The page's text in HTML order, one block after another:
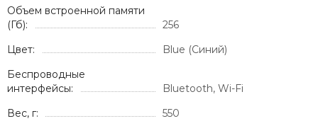
Объем встроенной памяти
(Гб):
256
Цвет:
Blue (Синий)
Беспроводные
интерфейсы:
Bluetooth, Wi-Fi
Вес, г:
550